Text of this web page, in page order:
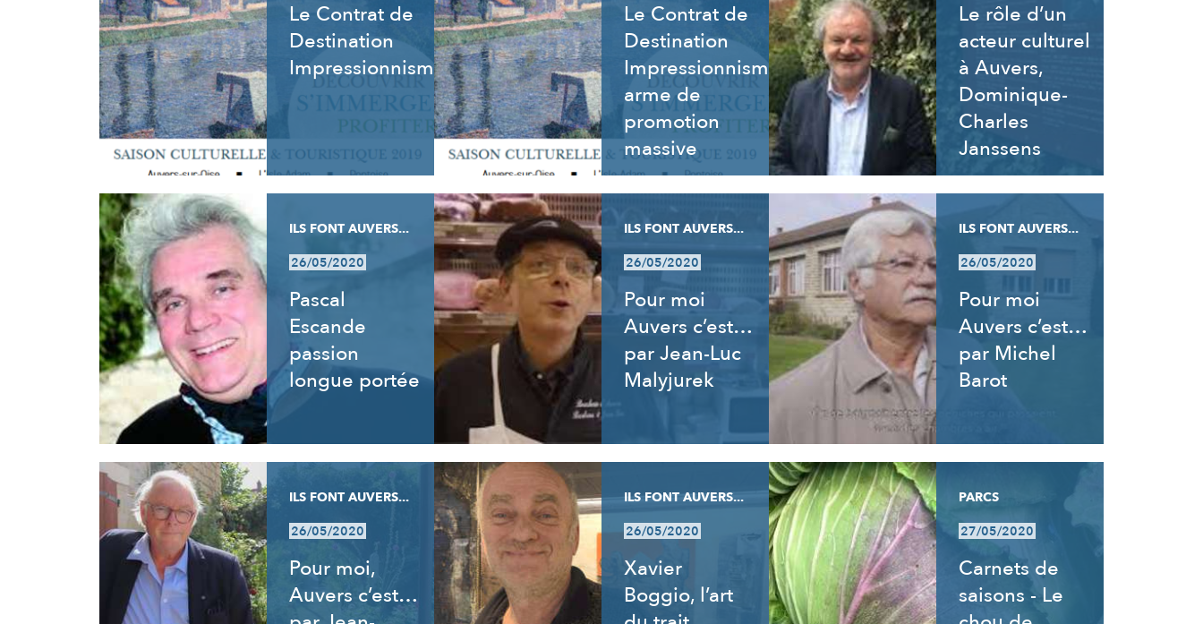
Le Contrat de
Destination
Impressionnisme
Le Contrat de
Destination
Impressionnisme,
arme de
promotion
massive
Le rôle d’un
acteur culturel
à Auvers,
Dominique-
Charles
Janssens
ILS FONT AUVERS...
26/05/2020
Pascal
Escande
passion
longue portée
ILS FONT AUVERS...
26/05/2020
Pour moi
Auvers c’est…
par Jean-Luc
Malyjurek
ILS FONT AUVERS...
26/05/2020
Pour moi
Auvers c’est…
par Michel
Barot
ILS FONT AUVERS...
26/05/2020
Pour moi,
Auvers c’est…
ILS FONT AUVERS...
26/05/2020
Xavier
Boggio, l’art
PARCS
27/05/2020
Carnets de
saisons - Le